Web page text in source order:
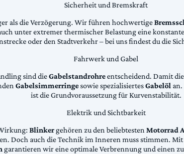
Sicherheit und Bremskraft
als die Verzögerung. Wir führen hochwertige
unter extremer thermischer Belastung eine
oder den Stadtverkehr – bei uns findest du die
Fahrwerk und Gabel
sind dieGabelstandrohreentscheidend. Damit
Gabelsimmerringesowie spezialisiertesGabelöl
ist die Grundvoraussetzung für Kurvenstabilität.
Elektrik und Sichtbarkeit
Blinker gehören zu den beliebtestenMotorrad
Doch auch die Technik im Inneren muss stimmen.
garantieren wir eine optimale Verbrennung und einen